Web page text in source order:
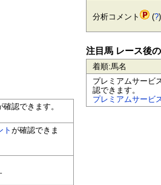
確認できます。
ト が確認できま
分析コメント (?)
注目馬 レース後
着順:馬名
プレミアムサービ
認できます。
プレミアムサービ